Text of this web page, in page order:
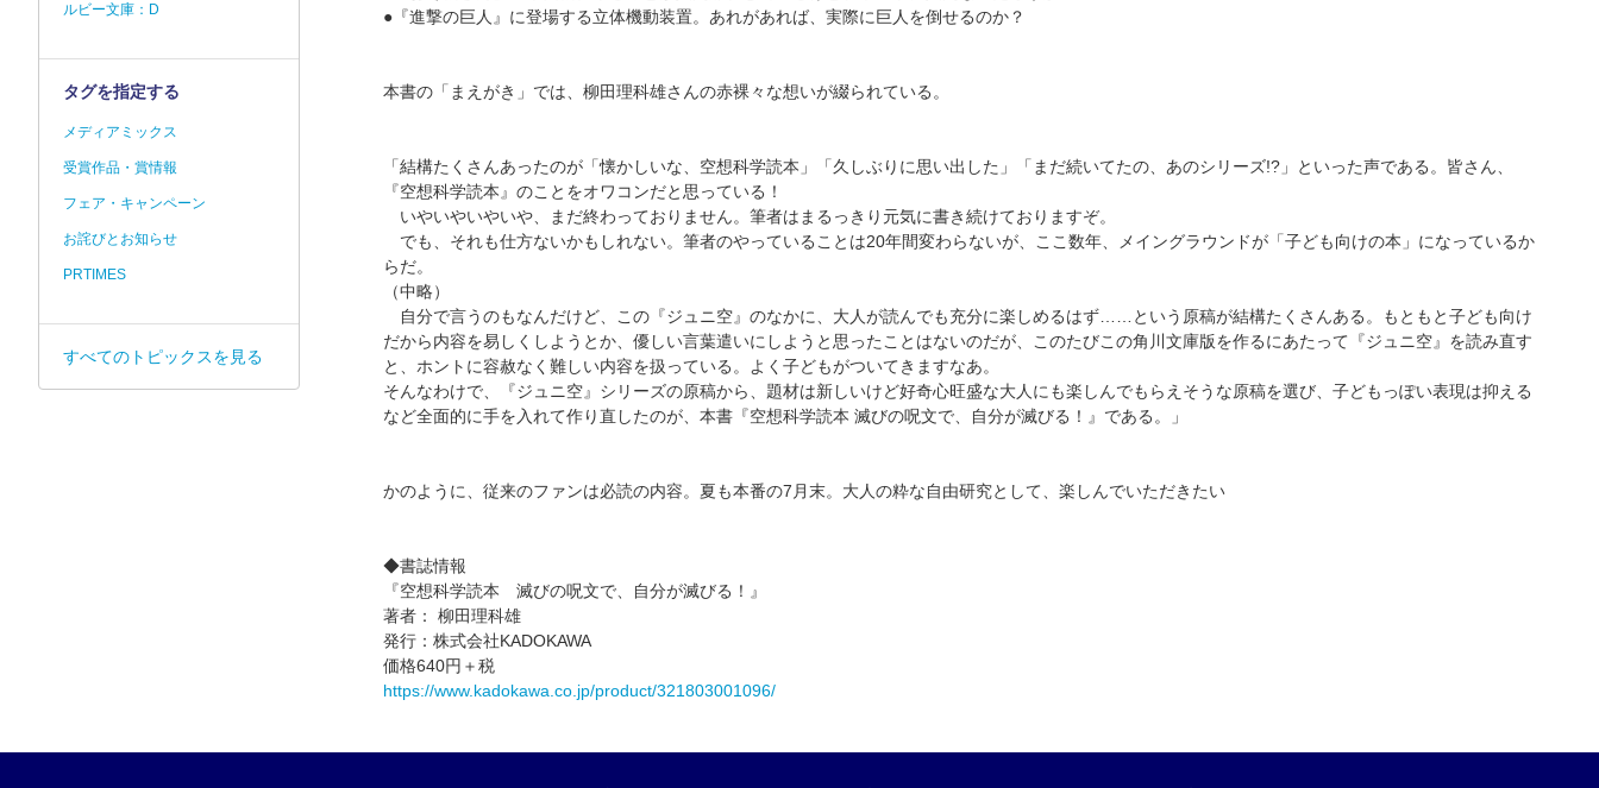
●『進撃の巨人』に登場する立体機動装置。あれがあれば、実際に巨人を倒せるのか？
本書の「まえがき」では、柳田理科雄さんの赤裸々な想いが綴られている。
「結構たくさんあったのが「懐かしいな、空想科学読本」「久しぶりに思い出した」「まだ続いてたの、あのシリーズ!?」といった声である。皆さん、
『空想科学読本』のことをオワコンだと思っている！
いやいやいやいや、まだ終わっておりません。筆者はまるっきり元気に書き続けておりますぞ。
でも、それも仕方ないかもしれない。筆者のやっていることは20年間変わらないが、ここ数年、メイングラウンドが「子ども向けの本」になっているか
らだ。
（中略）
自分で言うのもなんだけど、この『ジュニ空』のなかに、大人が読んでも充分に楽しめるはず……という原稿が結構たくさんある。もともと子ども向け
だから内容を易しくしようとか、優しい言葉遣いにしようと思ったことはないのだが、このたびこの角川文庫版を作るにあたって『ジュニ空』を読み直す
と、ホントに容赦なく難しい内容を扱っている。よく子どもがついてきますなあ。
そんなわけで、『ジュニ空』シリーズの原稿から、題材は新しいけど好奇心旺盛な大人にも楽しんでもらえそうな原稿を選び、子どもっぽい表現は抑える
など全面的に手を入れて作り直したのが、本書『空想科学読本 滅びの呪文で、自分が滅びる！』である。」
かのように、従来のファンは必読の内容。夏も本番の7月末。大人の粋な自由研究として、楽しんでいただきたい
◆書誌情報
『空想科学読本 滅びの呪文で、自分が滅びる！』
著者： 柳田理科雄
発行：株式会社KADOKAWA
価格640円＋税
https://www.kadokawa.co.jp/product/321803001096/
ルビー文庫：D
タグを指定する
メディアミックス
受賞作品・賞情報
フェア・キャンペーン
お詫びとお知らせ
PRTIMES
すべてのトピックスを見る